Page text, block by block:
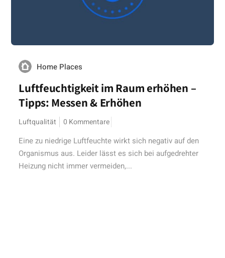
Home Places
Luftfeuchtigkeit im Raum erhöhen –
Tipps: Messen & Erhöhen
Luftqualität 0 Kommentare
Eine zu niedrige Luftfeuchte wirkt sich negativ auf den
Organismus aus. Leider lässt es sich bei aufgedrehter
Heizung nicht immer vermeiden,...